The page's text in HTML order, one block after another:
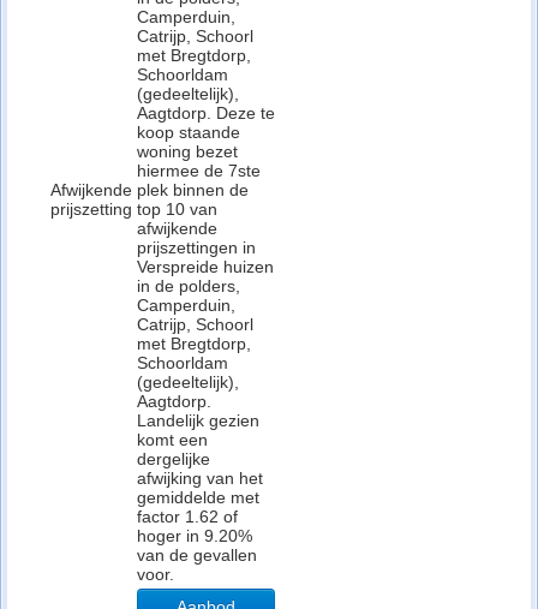
Afwijkende
prijszetting
Camperduin,
Catrijp, Schoorl
met Bregtdorp,
Schoorldam
(gedeeltelijk),
Aagtdorp. Deze te
koop staande
woning bezet
hiermee de 7ste
plek binnen de
top 10 van
afwijkende
prijszettingen in
Verspreide huizen
in de polders,
Camperduin,
Catrijp, Schoorl
met Bregtdorp,
Schoorldam
(gedeeltelijk),
Aagtdorp.
Landelijk gezien
komt een
dergelijke
afwijking van het
gemiddelde met
factor 1.62 of
hoger in 9.20%
van de gevallen
voor.